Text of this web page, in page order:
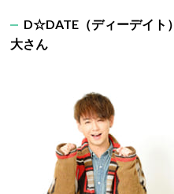
D☆DATE （ディーデイト）
大さん